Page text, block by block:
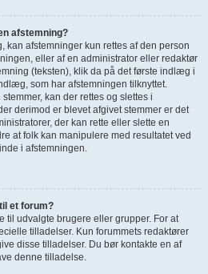
afstemning?
afstemninger kun rettes af den person
eller af en administrator eller redaktør
(teksten), klik da på det første indlæg i
som har afstemningen tilknyttet.
kan der rettes og slettes i
derimod er blevet afgivet stemmer er det
der kan rette eller slette en
at folk kan manipulere med resultatet ved
i afstemningen.
et forum?
udvalgte brugere eller grupper. For at
tilladelser. Kun forummets redaktører
disse tilladelser. Du bør kontakte en af
denne tilladelse.